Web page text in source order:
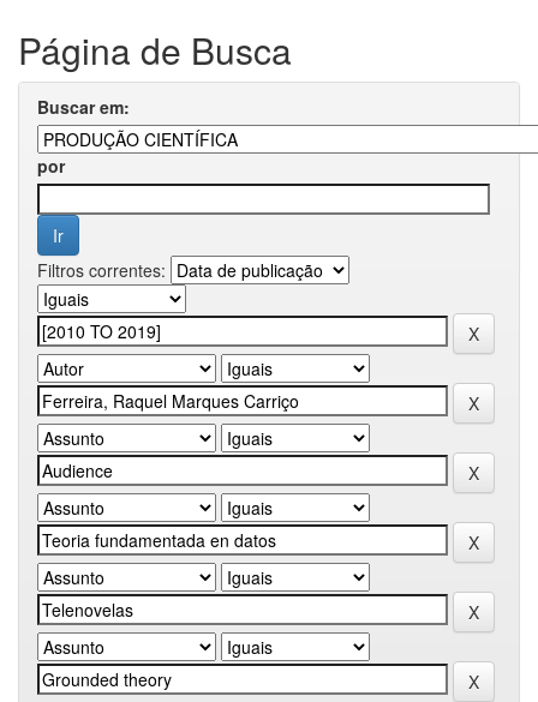
Página de Busca
Buscar em:
por
Filtros correntes: